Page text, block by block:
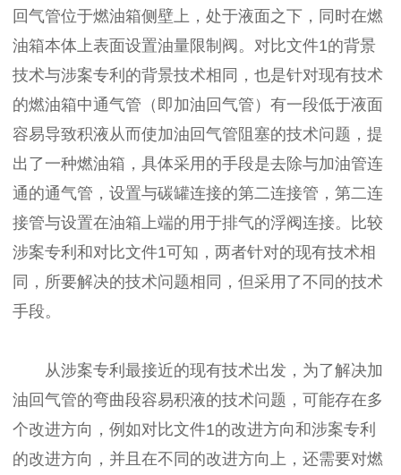
回气管位于燃油箱侧壁上，处于液面之下，同时在燃
油箱本体上表面设置油量限制阀。对比文件1的背景
技术与涉案专利的背景技术相同，也是针对现有技术
的燃油箱中通气管（即加油回气管）有一段低于液面
容易导致积液从而使加油回气管阻塞的技术问题，提
出了一种燃油箱，具体采用的手段是去除与加油管连
通的通气管，设置与碳罐连接的第二连接管，第二连
接管与设置在油箱上端的用于排气的浮阀连接。比较
涉案专利和对比文件1可知，两者针对的现有技术相
同，所要解决的技术问题相同，但采用了不同的技术
手段。
从涉案专利最接近的现有技术出发，为了解决加
油回气管的弯曲段容易积液的技术问题，可能存在多
个改进方向，例如对比文件1的改进方向和涉案专利
的改进方向，并且在不同的改进方向上，还需要对燃